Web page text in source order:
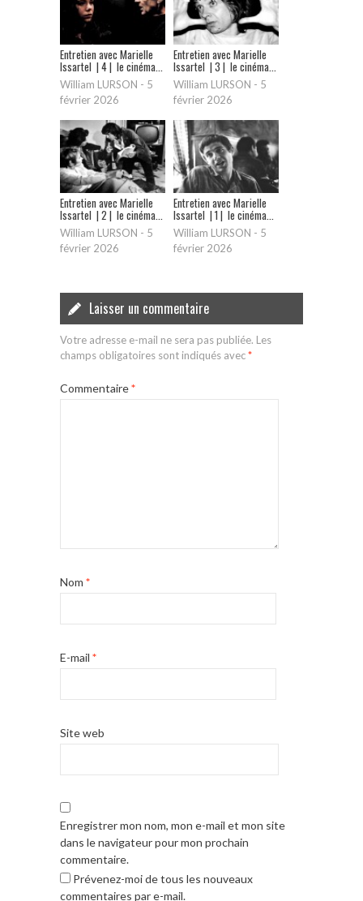
Entretien avec Marielle
Issartel | 4 | le cinéma...
William LURSON - 5
février 2026
Entretien avec Marielle
Issartel | 3 | le cinéma...
William LURSON - 5
février 2026
Entretien avec Marielle
Issartel | 2 | le cinéma...
William LURSON - 5
février 2026
Entretien avec Marielle
Issartel | 1 | le cinéma...
William LURSON - 5
février 2026
Laisser un commentaire
Votre adresse e-mail ne sera pas publiée. Les
champs obligatoires sont indiqués avec*
Commentaire*
Nom *
E-mail *
Site web
Enregistrer mon nom, mon e-mail et mon site
dans le navigateur pour mon prochain
commentaire.
Prévenez-moi de tous les nouveaux
commentaires par e-mail.